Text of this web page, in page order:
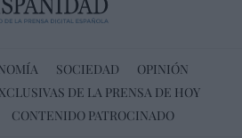
SOCIEDAD
OPINIÓN
DE LA PRENSA DE HOY
CONTENIDO PATROCINADO